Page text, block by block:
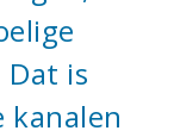
is
kanalen